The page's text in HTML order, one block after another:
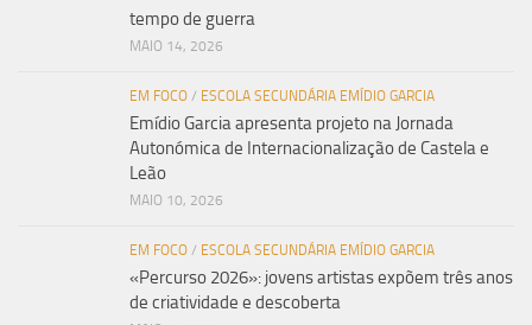
tempo de guerra
MAIO 14, 2026
EM FOCO / ESCOLA SECUNDÁRIA EMÍDIO GARCIA
Emídio Garcia apresenta projeto na Jornada
Autonómica de Internacionalização de Castela e
Leão
MAIO 10, 2026
EM FOCO / ESCOLA SECUNDÁRIA EMÍDIO GARCIA
«Percurso 2026»: jovens artistas expõem três anos
de criatividade e descoberta